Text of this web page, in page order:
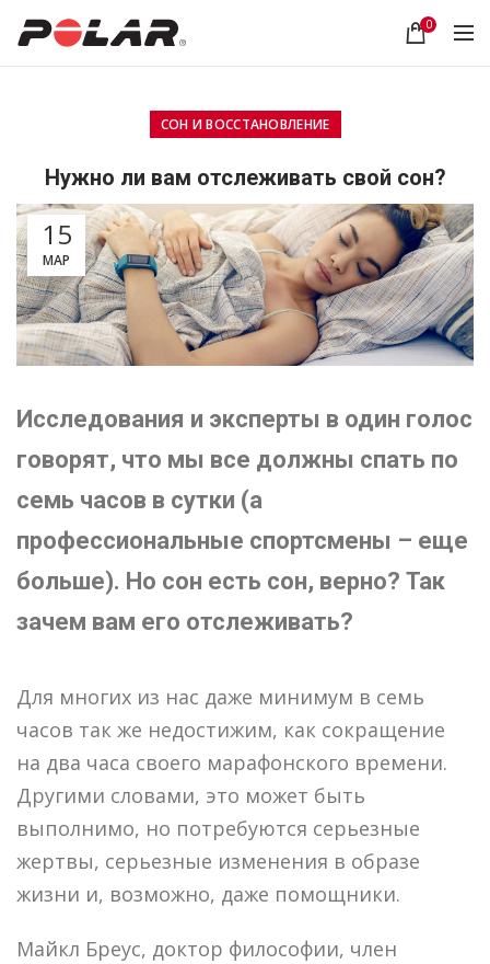
0
СОН И ВОССТАНОВЛЕНИЕ
Нужно ли вам отслеживать свой сон?
15
МАР
Исследования и эксперты в один голос
говорят, что мы все должны спать по
семь часов в сутки (а
профессиональные спортсмены – еще
больше). Но сон есть сон, верно? Так
зачем вам его отслеживать?
Для многих из нас даже минимум в семь
часов так же недостижим, как сокращение
на два часа своего марафонского времени.
Другими словами, это может быть
выполнимо, но потребуются серьезные
жертвы, серьезные изменения в образе
жизни и, возможно, даже помощники.
Майкл Бреус, доктор философии, член